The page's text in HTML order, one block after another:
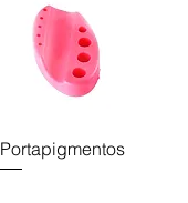
Portapigmentos